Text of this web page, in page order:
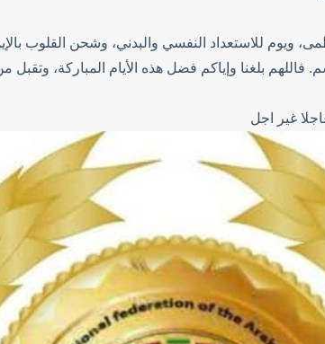
ويوم للاستعداد النفسي والبدني، وشحن القلوب
بلغنا وإياكم فضل هذه الأيام المباركة، وتقبل
غير اجل